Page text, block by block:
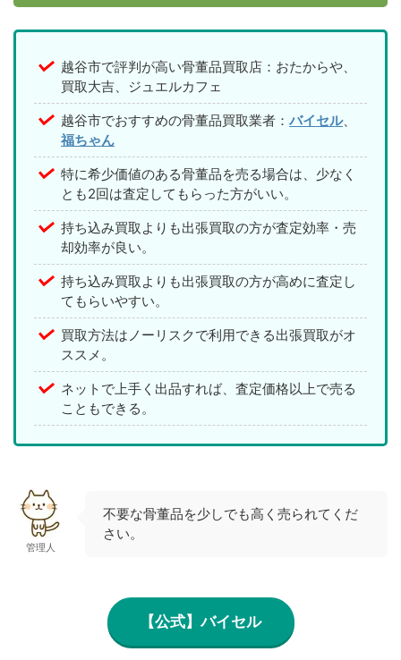
越谷市で評判が高い骨董品買取店：おたからや、
買取大吉、ジュエルカフェ
越谷市でおすすめの骨董品買取業者： バイセル、
福ちゃん
特に希少価値のある骨董品を売る場合は、少なく
とも2回は査定してもらった方がいい。
持ち込み買取よりも出張買取の方が査定効率・売
却効率が良い。
持ち込み買取よりも出張買取の方が高めに査定し
てもらいやすい。
買取方法はノーリスクで利用できる出張買取がオ
ススメ。
ネットで上手く出品すれば、査定価格以上で売る
こともできる。
管理人
不要な骨董品を少しでも高く売られてくだ
さい。
【公式】バイセル